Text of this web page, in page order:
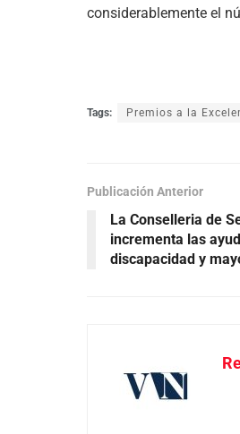
considerablemente el
Tags: Premios a la
Publicación Anterior
La Conselleria de
incrementa las
discapacidad y